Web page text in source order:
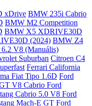
xDrive BMW 235i Cabrio
BMW M2 Competition
BMW X5 XDRIVE30D
(2024) BMW Z4
V8 (Manuális)
Suburban Citroen C4
Ferrari California
Fiat Tipo 1.6D Ford
V8 Cabrio Ford
Cabrio 5.0 V8 Ford
Mach-E GT Ford